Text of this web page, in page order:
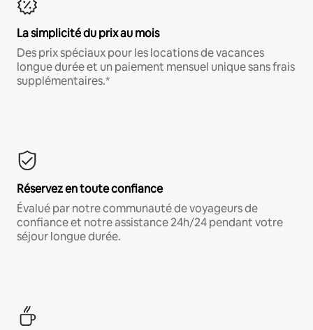
La simplicité du prix au mois
Des prix spéciaux pour les locations de vacances
longue durée et un paiement mensuel unique sans frais
supplémentaires.*
Réservez en toute confiance
Évalué par notre communauté de voyageurs de
confiance et notre assistance 24h/24 pendant votre
séjour longue durée.